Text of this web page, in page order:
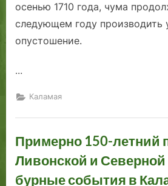
осенью 1710 года, чума
следующем году производить
опустошение.
…
Каламая
Примерно 150-летний
Ливонской и
бурные события в